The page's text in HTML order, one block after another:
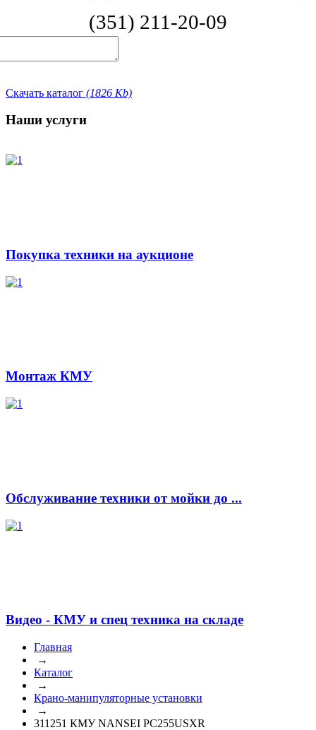
(351) 211-20-09
Скачать каталог (1826 Kb)
Наши услуги
Покупка техники на аукционе
Монтаж КМУ
Обслуживание техники от мойки до ...
Видео - КМУ и спец техника на складе
Главная
→
Каталог
→
Крано-манипуляторные установки
→
311251 КМУ NANSEI PC255USXR